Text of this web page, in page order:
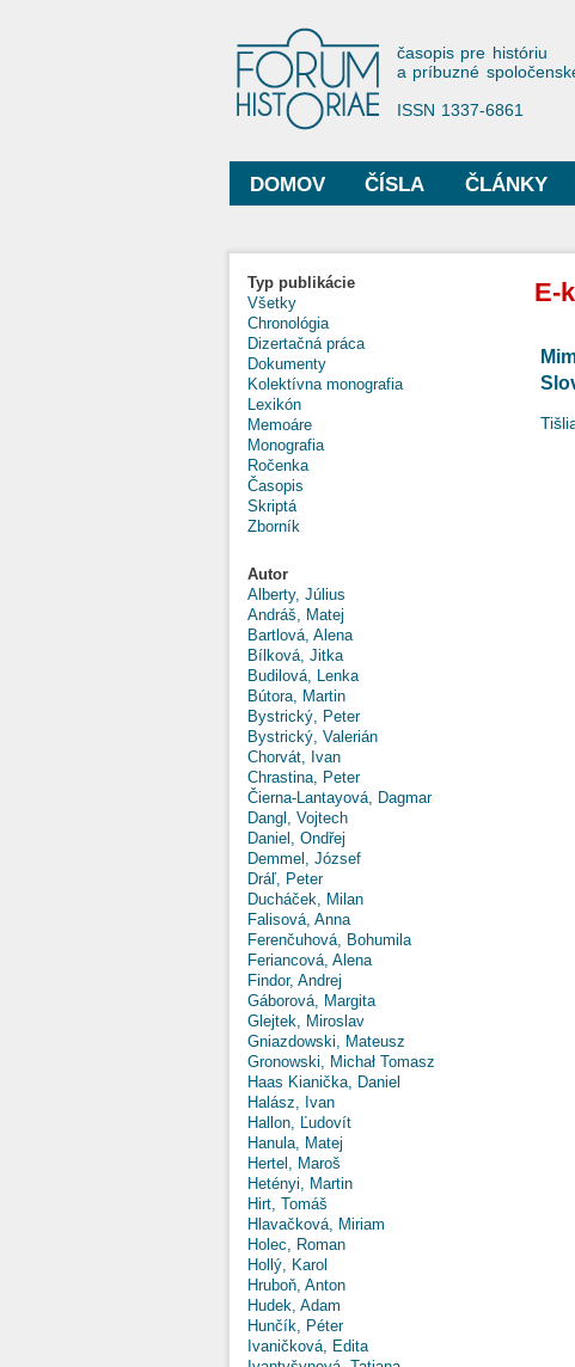
Forum
časopis pre históriu
a príbuzné
ISSN 1337-6861
Hlavné menu
DOMOV ČÍSLA ČLÁNKY
Typ publikácie
Všetky
Chronológia
Dizertačná práca
Dokumenty
Kolektívna monografia
Lexikón
Memoáre
Monografia
Ročenka
Časopis
Skriptá
Zborník
Autor
Alberty, Július
Andráš, Matej
Bartlová, Alena
Bílková, Jitka
Budilová, Lenka
Bútora, Martin
Bystrický, Peter
Bystrický, Valerián
Chorvát, Ivan
Chrastina, Peter
Čierna-Lantayová, Dagmar
Dangl, Vojtech
Daniel, Ondřej
Demmel, József
Dráľ, Peter
Ducháček, Milan
Falisová, Anna
Ferenčuhová, Bohumila
Feriancová, Alena
Findor, Andrej
Gáborová, Margita
Glejtek, Miroslav
Gniazdowski, Mateusz
Gronowski, Michał Tomasz
Haas Kianička, Daniel
Halász, Ivan
Hallon, Ľudovít
Hanula, Matej
Hertel, Maroš
Hetényi, Martin
Hirt, Tomáš
Hlavačková, Miriam
Holec, Roman
Hollý, Karol
Hruboň, Anton
Hudek, Adam
Hunčík, Péter
Ivaničková, Edita
E-